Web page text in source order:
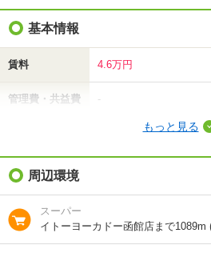
基本情報
賃料 4.6万円
管理費・共益費 -
礼金（敷引・償
却金）
間取り / 専有面
積
1K/34.2m²
もっと見る
周辺環境
スーパー
イトーヨーカドー函館店まで1089m